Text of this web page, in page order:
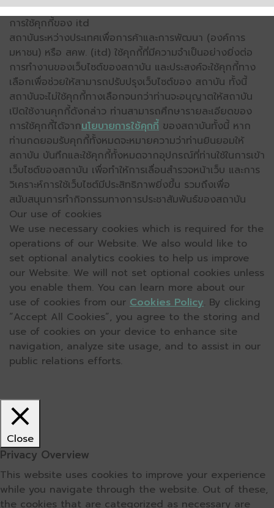
การใช้คุกกี้ของ itd
สถาบันระหว่างประเทศเพื่อการค้าและการพัฒนา (องค์การ
มหาชน) หรือ สคพ. (itd) ใช้คุกกี้ที่มีความจำเป็นอย่างยิ่งต่อ
การทำงานของเว็บไซต์ของสถาบัน และประสงค์จะใช้คุกกี้ทาง
เลือกเพื่อช่วยให้สามารถปรับปรุงเว็บไซต์ของ สถาบัน ทั้งนี้
สถาบันจะไม่ใช้คุกกี้ทางเลือกจนกว่าท่านจะอนุญาตให้สถาบัน
เปิดใช้งานคุกกี้ดังกล่าว ท่านสามารถศึกษารายละเอียดของ
การใช้คุกกี้ได้จากนโยบายการใช้คุกกี้ ของสถาบันทั้งนี้ หาก
ท่านกดยอมรับคุกกี้ทั้งหมดจะหมายความว่าท่านยินยอมให้
สถาบัน บันทึกและใช้คุกกี้ทั้งหมดจากอุปกรณ์ที่ท่านใช้ในการเข้า
เว็บไซต์ของสถาบัน เพื่อทำให้การเลื่อนสำรวจหน้าเว็บ และการ
วิเคราะห์การใช้เว็บไซต์มีประสิทธิภาพยิ่งขึ้น รวมถึงเพื่อ
สนับสนุนการทำกิจกรรมทางการประชาสัมพันธ์ของสถาบัน
Our use of cookies
We use necessary cookies which is required for the
operations of our Website. We also would like to
set optional analytics cookies to help us improve
our Website. We will not set optional cookies unless
you enable them. You can learn more about our
use of cookies from our Cookies Policy. By clicking
“Accept All Cookies”, you agree to the storing and
use of cookies on your device to enhance site
navigation, analyze site usage, and to assist in our
public relations efforts.
Close
Privacy Overview
This website uses cookies to improve your experience
while you navigate through the website. Out of these,
the cookies that are categorized as necessary are